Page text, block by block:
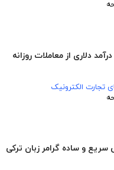
دلاری از معاملات روزانه
تجارت الکترونیک
سریع و ساده گرامر زبان ترکی